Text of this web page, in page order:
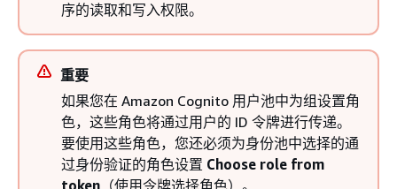
序的读取和写入权限。
重要
如果您在 Amazon Cognito 用户池中为组设置角
色，这些角色将通过用户的 ID 令牌进行传递。
要使用这些角色，您还必须为身份池中选择的通
过身份验证的角色设置 Choose role from
token （使用令牌选择角色）。